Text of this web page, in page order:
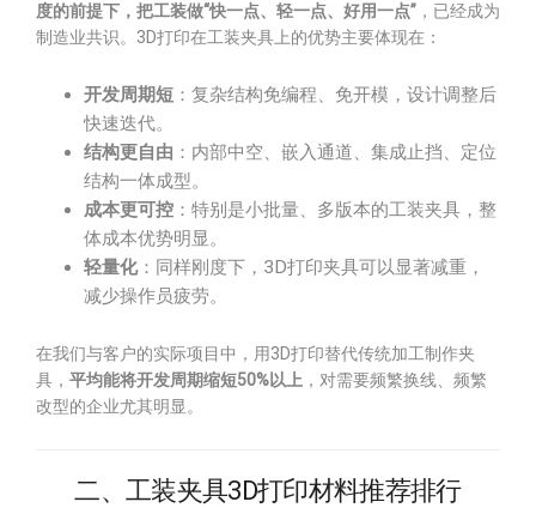
度的前提下，把工装做“快一点、轻一点、好用一点” ，已经成为
制造业共识。3D打印在工装夹具上的优势主要体现在：
开发周期短 ：复杂结构免编程、免开模，设计调整后
快速迭代。
结构更自由 ：内部中空、嵌入通道、集成止挡、定位
结构一体成型。
成本更可控 ：特别是小批量、多版本的工装夹具，整
体成本优势明显。
轻量化：同样刚度下，3D打印夹具可以显著减重，
减少操作员疲劳。
在我们与客户的实际项目中，用3D打印替代传统加工制作夹
具， 平均能将开发周期缩短50%以上 ，对需要频繁换线、频繁
改型的企业尤其明显。
二、工装夹具3D打印材料推荐排行